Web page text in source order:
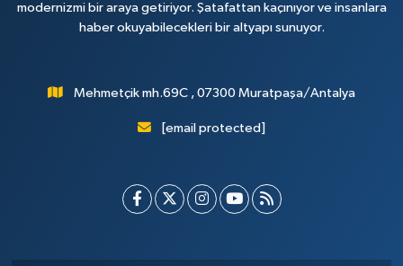
modernizmi bir araya getiriyor. Şatafattan kaçınıyor ve insanlara
haber okuyabilecekleri bir altyapı sunuyor.
Mehmetçik mh.69C , 07300 Muratpaşa/Antalya
[email protected]